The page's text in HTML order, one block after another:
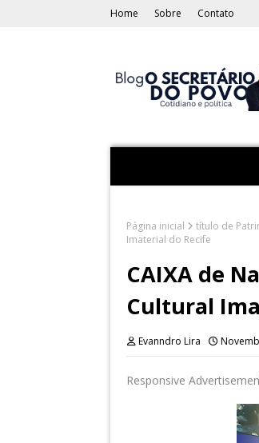
Home Sobre Contato
Página inicial título de
Imaterial do Recife
CAIXA de
Cultural
Evanndro Lira
Responsive